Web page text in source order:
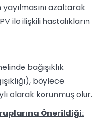
azaltarak
ile ilişkili hastalıkların
bağışıklık
böylece
olarak korunmuş olur.
Önerildiği: